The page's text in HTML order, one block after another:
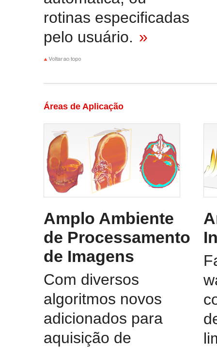
rotinas especificadas
pelo usuário. »
Áreas de Aplicação
Amplo Ambiente
de Processamento
de Imagens
Com diversos
algoritmos novos
adicionados para
aquisição de